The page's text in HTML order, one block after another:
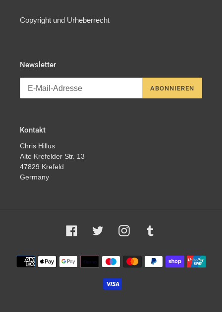
Copyright und Urheberrecht
Newsletter
ABONNIEREN
Kontakt
Chris Hillus
Alte Krefelder Str. 13
47829 Krefeld
Germany
Facebook Twitter Instagram
Zahlungsmethoden